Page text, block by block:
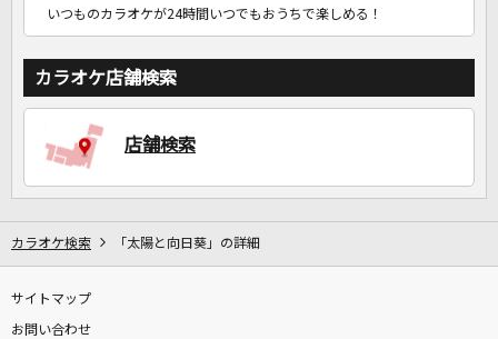
いつものカラオケが24時間いつでもおうちで楽しめる！
カラオケ店舗検索
店舗検索
カラオケ検索 「太陽と向日葵」の詳細
サイトマップ
お問い合わせ